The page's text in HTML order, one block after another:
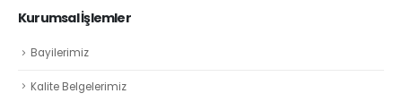
Kurumsal İşlemler
Bayilerimiz
Kalite Belgelerimiz